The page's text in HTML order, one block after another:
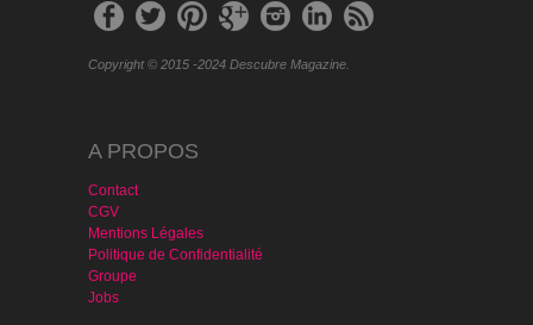
Copyright © 2015 -2024 Descubre Magazine.
A PROPOS
Contact
CGV
Mentions Légales
Politique de Confidentialité
Groupe
Jobs